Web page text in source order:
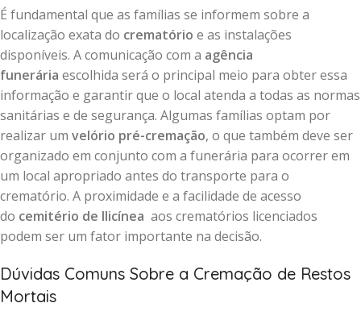
É fundamental que as famílias se informem sobre a
localização exata do crematório e as instalações
disponíveis. A comunicação com a agência
funerária escolhida será o principal meio para obter essa
informação e garantir que o local atenda a todas as normas
sanitárias e de segurança. Algumas famílias optam por
realizar um velório pré-cremação, o que também deve ser
organizado em conjunto com a funerária para ocorrer em
um local apropriado antes do transporte para o
crematório. A proximidade e a facilidade de acesso
do cemitério de Ilicínea aos crematórios licenciados
podem ser um fator importante na decisão.
Dúvidas Comuns Sobre a Cremação de Restos
Mortais